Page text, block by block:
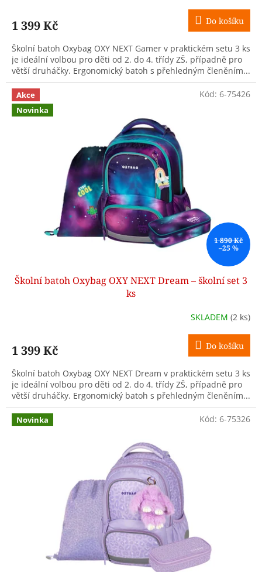
1 399 Kč Do košíku
Školní batoh Oxybag OXY NEXT Gamer v praktickém setu 3 ks
je ideální volbou pro děti od 2. do 4. třídy ZŠ, případně pro
větší druháčky. Ergonomický batoh s přehledným členěním...
Akce
Novinka
1 890 Kč
–25 %
Školní batoh Oxybag OXY NEXT Dream – školní set 3
ks
SKLADEM (2 ks)
1 399 Kč Do košíku
Školní batoh Oxybag OXY NEXT Dream v praktickém setu 3 ks
je ideální volbou pro děti od 2. do 4. třídy ZŠ, případně pro
větší druháčky. Ergonomický batoh s přehledným členěním...
Kód: 6-75426
Novinka Kód: 6-75326